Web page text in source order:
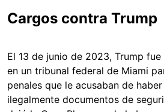
Cargos contra Trump
El 13 de junio de 2023, Trump fue
en un tribunal federal de Miami
penales que le acusaban de
ilegalmente documentos de